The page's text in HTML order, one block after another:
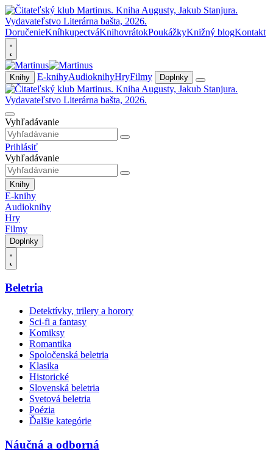
DoručenieKníhkupectváKnihovrátokPoukážkyKnižný blogKontakt
Knihy E-knihyAudioknihyHryFilmy Doplnky
Vyhľadávanie
Prihlásiť
Vyhľadávanie
Knihy
E-knihy
Audioknihy
Hry
Filmy
Doplnky
Beletria
Detektívky, trilery a horory
Sci-fi a fantasy
Komiksy
Romantika
Spoločenská beletria
Klasika
Historické
Slovenská beletria
Svetová beletria
Poézia
Ďalšie kategórie
Náučná a odborná